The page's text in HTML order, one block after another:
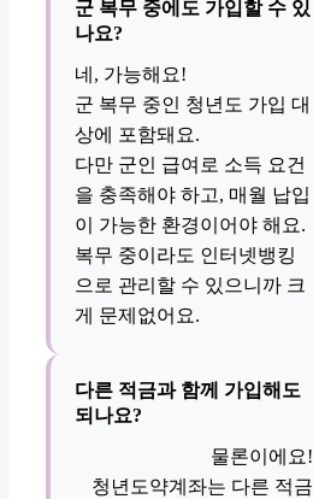
군 복무 중에도 가입할 수 있
나요?
네, 가능해요!
군 복무 중인 청년도 가입 대
상에 포함돼요.
다만 군인 급여로 소득 요건
을 충족해야 하고, 매월 납입
이 가능한 환경이어야 해요.
복무 중이라도 인터넷뱅킹
으로 관리할 수 있으니까 크
게 문제없어요.
다른 적금과 함께 가입해도
되나요?
물론이에요!
청년도약계좌는 다른 적금